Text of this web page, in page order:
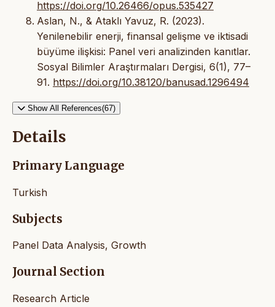
https://doi.org/10.26466/opus.535427
Aslan, N., & Ataklı Yavuz, R. (2023).
Yenilenebilir enerji, finansal gelişme ve iktisadi
büyüme ilişkisi: Panel veri analizinden kanıtlar.
Sosyal Bilimler Araştırmaları Dergisi, 6(1), 77–
91. https://doi.org/10.38120/banusad.1296494
Show All References(67)
Details
Primary Language
Turkish
Subjects
Panel Data Analysis, Growth
Journal Section
Research Article